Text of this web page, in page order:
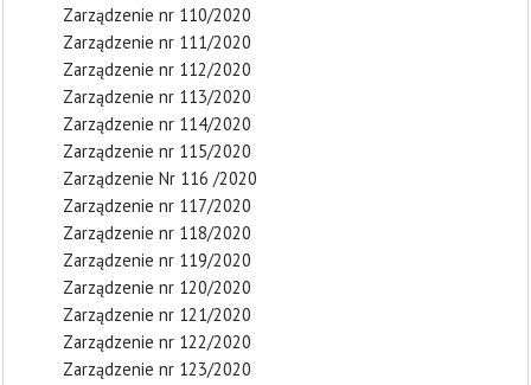
Zarządzenie nr 110/2020
Zarządzenie nr 111/2020
Zarządzenie nr 112/2020
Zarządzenie nr 113/2020
Zarządzenie nr 114/2020
Zarządzenie nr 115/2020
Zarządzenie Nr 116 /2020
Zarządzenie nr 117/2020
Zarządzenie nr 118/2020
Zarządzenie nr 119/2020
Zarządzenie nr 120/2020
Zarządzenie nr 121/2020
Zarządzenie nr 122/2020
Zarządzenie nr 123/2020